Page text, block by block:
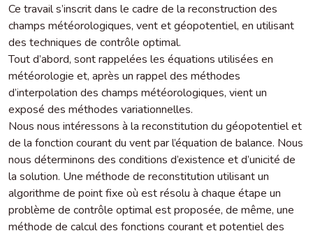
Ce travail s’inscrit dans le cadre de la reconstruction des
champs météorologiques, vent et géopotentiel, en utilisant
des techniques de contrôle optimal.
Tout d’abord, sont rappelées les équations utilisées en
météorologie et, après un rappel des méthodes
d’interpolation des champs météorologiques, vient un
exposé des méthodes variationnelles.
Nous nous intéressons à la reconstitution du géopotentiel et
de la fonction courant du vent par l’équation de balance. Nous
nous déterminons des conditions d’existence et d’unicité de
la solution. Une méthode de reconstitution utilisant un
algorithme de point fixe où est résolu à chaque étape un
problème de contrôle optimal est proposée, de même, une
méthode de calcul des fonctions courant et potentiel des